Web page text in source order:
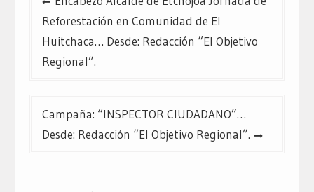
entradas
Reforestación en Comunidad de El
Huitchaca… Desde: Redacción “El Objetivo
Regional”.
Campaña: “INSPECTOR CIUDADANO”…
Desde: Redacción “El Objetivo Regional”.